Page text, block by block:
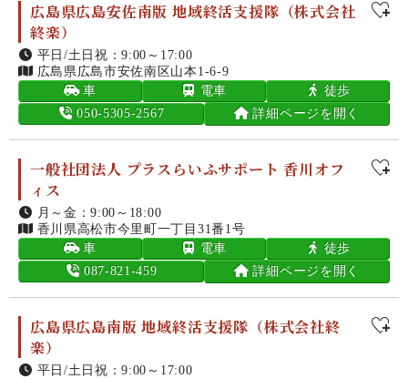
広島県広島安佐南版 地域終活支援隊（株式会社
終楽）
平日/土日祝：9:00～17:00
広島県広島市安佐南区山本1-6-9
車
電車
徒歩
050-5305-2567
詳細ページを開く
一般社団法人 プラスらいふサポート 香川オフ
ィス
月～金：9:00～18:00
香川県高松市今里町一丁目31番1号
車
電車
徒歩
087-821-459
詳細ページを開く
広島県広島南版 地域終活支援隊（株式会社終
楽）
平日/土日祝：9:00～17:00